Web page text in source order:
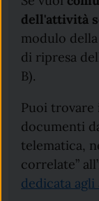
dell'attività
modulo
di ripresa
B).
Puoi trovare
documenti
telematica,
correlate”
dedicata